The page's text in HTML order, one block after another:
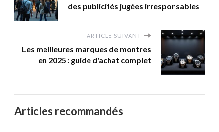
des publicités jugées irresponsables
ARTICLE SUIVANT
Les meilleures marques de montres
en 2025 : guide d'achat complet
Articles recommandés